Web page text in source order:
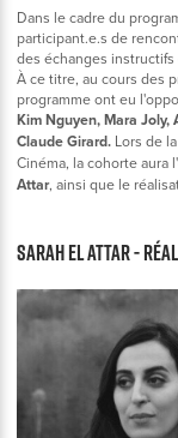
Dans le cadre du
participant.e.s de
des échanges
À ce titre, au cours des
programme ont eu
Kim Nguyen, Mara
Claude Girard. Lors de
Cinéma, la cohorte aura
Attar, ainsi que le
Sarah El Attar -